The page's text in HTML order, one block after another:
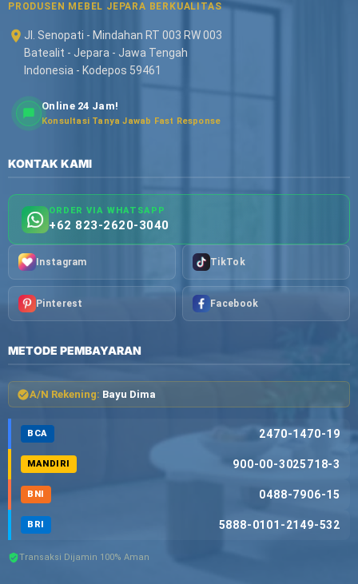
PRODUSEN MEBEL JEPARA BERKUALITAS
Jl. Senopati - Mindahan RT 003 RW 003
Batealit - Jepara - Jawa Tengah
Indonesia - Kodepos 59461
Online 24 Jam!
Konsultasi Tanya Jawab Fast Response
KONTAK KAMI
ORDER VIA WHATSAPP
+62 823-2620-3040
Instagram TikTok
Pinterest Facebook
METODE PEMBAYARAN
A/N Rekening: Bayu Dima
BCA 2470-1470-19
MANDIRI 900-00-3025718-3
BNI 0488-7906-15
BRI 5888-0101-2149-532
Transaksi Dijamin 100% Aman